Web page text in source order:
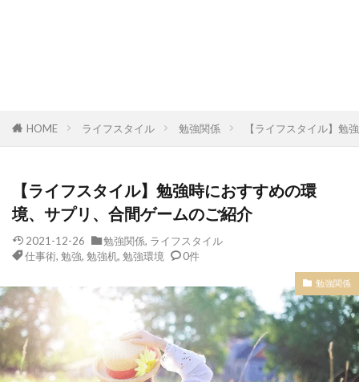
HOME ライフスタイル 勉強関係 【ライフスタイル】勉
【ライフスタイル】勉強時におすすめの環
境、サプリ、合間ゲームのご紹介
2021-12-26 勉強関係, ライフスタイル
仕事術, 勉強, 勉強机, 勉強環境 0件
勉強関係